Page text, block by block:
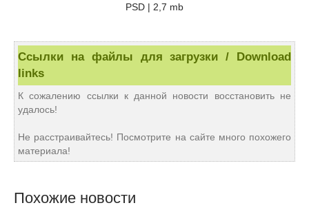
PSD | 2,7 mb
Ссылки на файлы для загрузки / Download
links
К сожалению ссылки к данной новости восстановить не
удалось!
Не расстраивайтесь! Посмотрите на сайте много похожего
материала!
Похожие новости